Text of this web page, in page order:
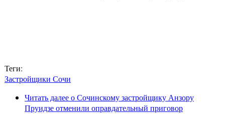
Теги:
Застройщики Сочи
Читать далеео Сочинскому застройщику Анзору
Пруидзе отменили оправдательный приговор